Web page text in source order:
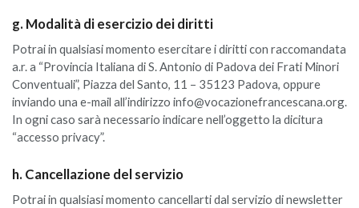
g. Modalità di esercizio dei diritti
Potrai in qualsiasi momento esercitare i diritti con raccomandata
a.r. a “Provincia Italiana di S. Antonio di Padova dei Frati Minori
Conventuali”, Piazza del Santo, 11 – 35123 Padova, oppure
inviando una e-mail all’indirizzo info@vocazionefrancescana.org.
In ogni caso sarà necessario indicare nell’oggetto la dicitura
“accesso privacy”.
h. Cancellazione del servizio
Potrai in qualsiasi momento cancellarti dal servizio di newsletter